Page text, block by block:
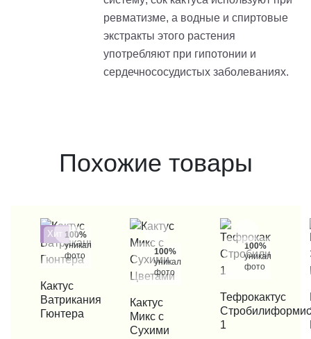
ревматизме, а водные и спиртовые
экстракты этого растения
употребляют при гипотонии и
сердечнососудистых заболеваниях.
Похожие товары
Хит 100%
уникальные
фото
КУПИТЬ В 1 КЛИК
Кактус
Ватрикания
Гюнтера
100%
уникальные
фото
КУПИТЬ В 1 КЛИК
Кактус
Микс с
Сухими
100%
уникальные
фото
КУПИТЬ В 1 КЛИК
Тефрокактус
Стробилиформис
1